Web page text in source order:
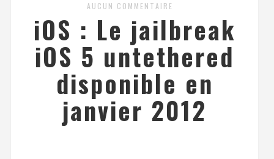
AUCUN COMMENTAIRE
iOS : Le jailbreak
iOS 5 untethered
disponible en
janvier 2012